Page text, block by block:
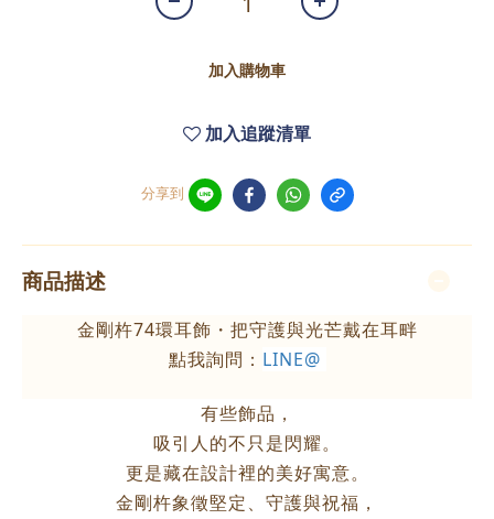
加入購物車
加入追蹤清單
分享到
商品描述
金剛杵74環耳飾・把守護與光芒戴在耳畔
點我詢問： LINE@
有些飾品，
吸引人的不只是閃耀。
更是藏在設計裡的美好寓意。
金剛杵象徵堅定、守護與祝福，